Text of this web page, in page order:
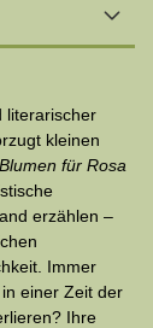
literarischer
kleinen
Blumen für Rosa
erzählen –
Immer
einer Zeit der
Ihre